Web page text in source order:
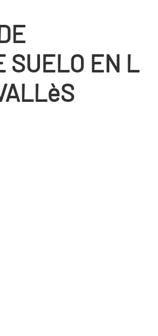
SUELO EN L